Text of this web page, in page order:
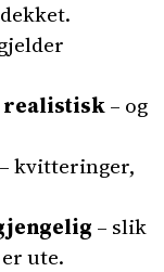
realistisk– og
– kvitteringer,
– slik
ute.